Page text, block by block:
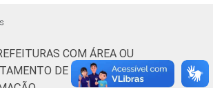
habitantes
Mais de 50
COM ÁREA OU
DE TECNOLOGIA DA